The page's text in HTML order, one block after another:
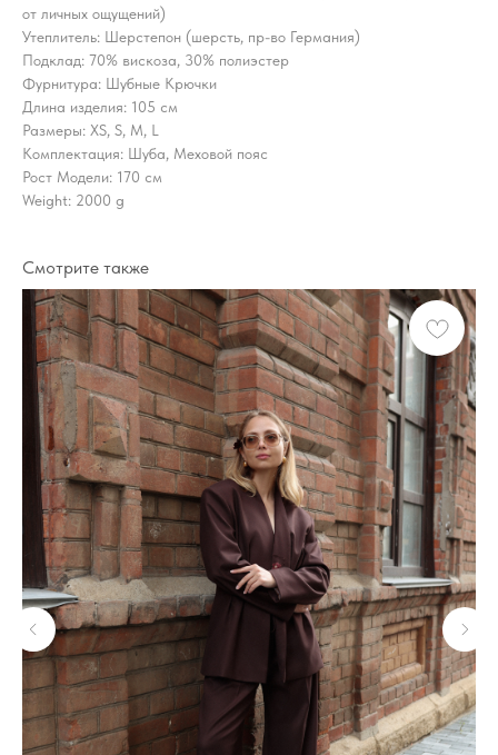
от личных ощущений)
Утеплитель: Шерстепон (шерсть, пр-во Германия)
Подклад: 70% вискоза, 30% полиэстер
Фурнитура: Шубные Крючки
Длина изделия: 105 см
Размеры: XS, S, M, L
Комплектация: Шуба, Меховой пояс
Рост Модели: 170 см
Weight: 2000 g
Смотрите также